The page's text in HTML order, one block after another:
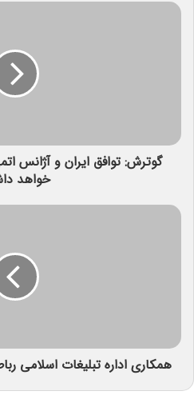
گوترش: توافق ایران و آژانس
خواهد
همکاری اداره تبلیغات اسلامی